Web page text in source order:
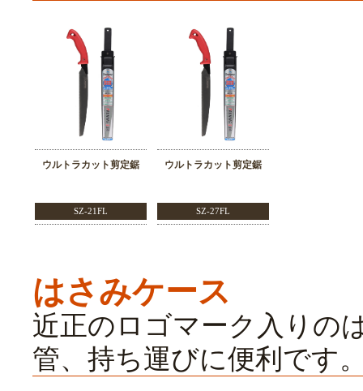
ウルトラカット剪定鋸
SZ-21FL
ウルトラカット剪定鋸
SZ-27FL
はさみケース
近正のロゴマーク入りの
管、持ち運びに便利です